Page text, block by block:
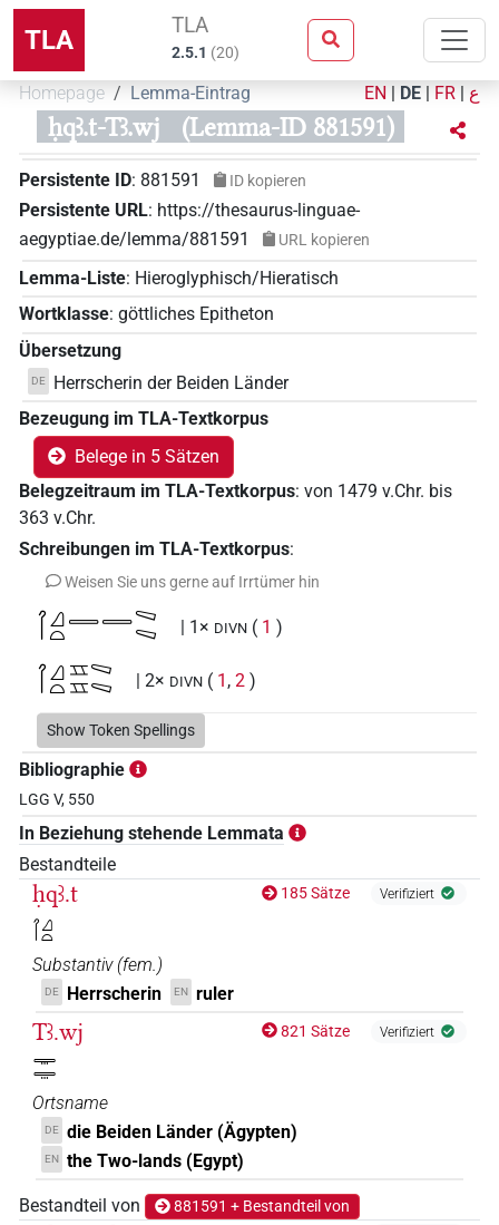
TLA TLA
2.5.1 (20)
Homepage Lemma-Eintrag EN | DE | FR | ع
ḥqꜣ.t-Tꜣ.wj (Lemma-ID 881591)
Persistente ID: 881591 ID kopieren
Persistente URL: https://thesaurus-linguae-
aegyptiae.de/lemma/881591
URL kopieren
Lemma-Liste: Hieroglyphisch/Hieratisch
Wortklasse: göttliches Epitheton
Übersetzung
DE
Herrscherin der Beiden Länder
Bezeugung im TLA-Textkorpus
Belege in 5 Sätzen
Belegzeitraum im TLA-Textkorpus: von 1479 v.Chr. bis
363 v.Chr.
Schreibungen im TLA-Textkorpus:
Weisen Sie uns gerne auf Irrtümer hin
𓋾𓈎𓏏𓇿𓇿𓈅𓈅 | 1× DIVN ( 1 )
𓋾𓈎𓏏𓈇𓈇𓈅𓈅 | 2× DIVN ( 1 , 2 )
𓋾𓇕𓇅𓎟sic[] | 1×
Show Token Spellings
Bibliographie
LGG V, 550
In Beziehung stehende Lemmata
Bestandteile
ḥqꜣ.t
𓋾𓈎𓏏
185 Sätze Verifiziert
Substantiv (fem.)
DE Herrscherin EN ruler
Tꜣ.wj
𓇾𓇾
821 Sätze Verifiziert
Ortsname
DE die Beiden Länder (Ägypten)
EN the Two-lands (Egypt)
Bestandteil von 881591 + Bestandteil von